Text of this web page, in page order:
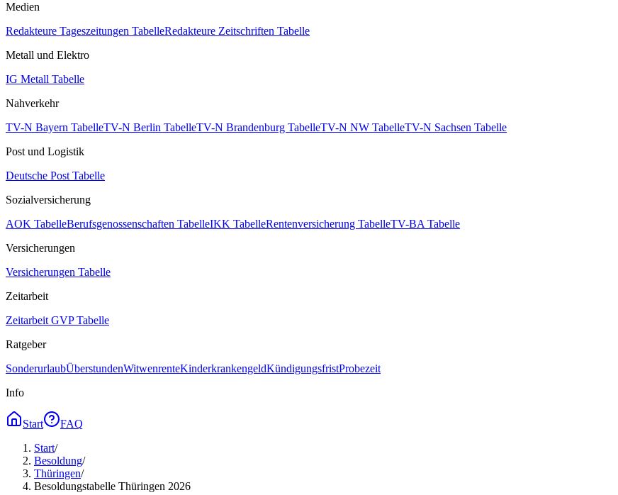
Medien
Redakteure Tageszeitungen TabelleRedakteure Zeitschriften Tabelle
Metall und Elektro
IG Metall Tabelle
Nahverkehr
TV-N Bayern TabelleTV-N Berlin TabelleTV-N Brandenburg TabelleTV-N NW TabelleTV-N Sachsen Tabelle
Post und Logistik
Deutsche Post Tabelle
Sozialversicherung
AOK TabelleBerufsgenossenschaften TabelleIKK TabelleRentenversicherung TabelleTV-BA Tabelle
Versicherungen
Versicherungen Tabelle
Zeitarbeit
Zeitarbeit GVP Tabelle
Ratgeber
SonderurlaubÜberstundenWitwenrenteKinderkrankengeldKündigungsfristProbezeit
Info
Start
FAQ
Start/
Besoldung/
Thüringen/
Besoldungstabelle Thüringen 2026